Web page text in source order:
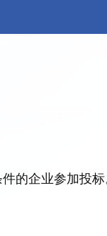
的企业参加投